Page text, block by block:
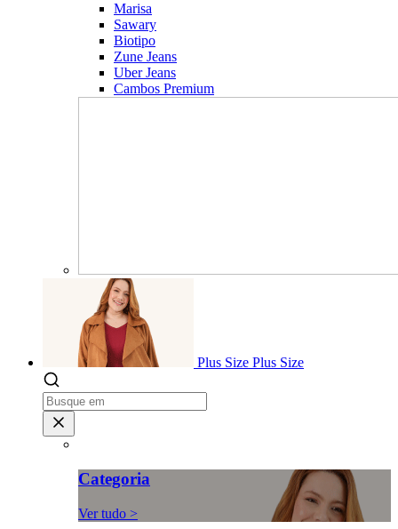
Marisa
Sawary
Biotipo
Zune Jeans
Uber Jeans
Cambos Premium
Plus Size Plus Size
Categoria
Ver tudo >